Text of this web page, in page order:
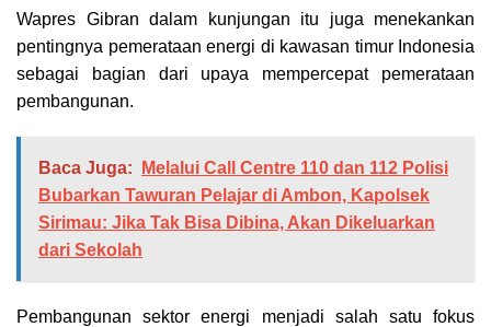
Wapres Gibran dalam kunjungan itu juga menekankan
pentingnya pemerataan energi di kawasan timur Indonesia
sebagai bagian dari upaya mempercepat pemerataan
pembangunan.
Baca Juga:
Melalui Call Centre 110 dan 112 Polisi
Bubarkan Tawuran Pelajar di Ambon, Kapolsek
Sirimau: Jika Tak Bisa Dibina, Akan Dikeluarkan
dari Sekolah
Pembangunan sektor energi menjadi salah satu fokus